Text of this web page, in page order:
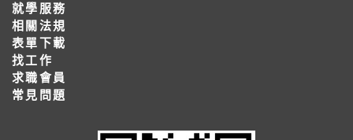
就學服務
相關法規
表單下載
找工作
求職會員
常見問題